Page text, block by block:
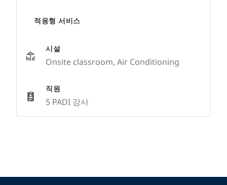
적응형 서비스
시설
Onsite classroom, Air Conditioning
직원
5 PADI 강사